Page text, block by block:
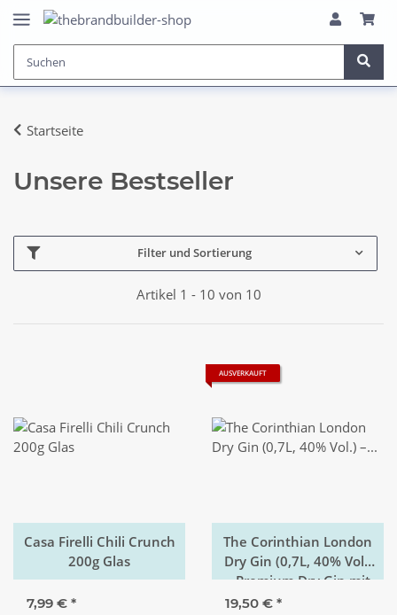
Startseite
Unsere Bestseller
Filter und Sortierung
Artikel 1 - 10 von 10
Casa Firelli Chili Crunch
200g Glas
7,99 € *
AUSVERKAUFT
The Corinthian London
Dry Gin (0,7L, 40% Vol.)
– Premium Dry Gin mit
Pomelo, Jasmin &
19,50 € *